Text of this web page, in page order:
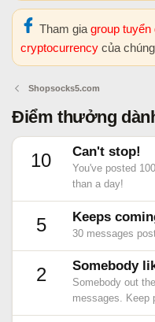
Tham gia group tuyển
cryptocurrency của
Shopsocks5.com
Điểm thưởng
10 Can't stop!
You've posted
than a day!
5 Keeps
30 messages
2 Somebody
Somebody out
messages. Keep